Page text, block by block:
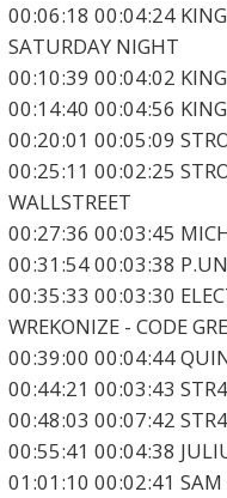
00:06:18 00:04:24 KING
SATURDAY NIGHT
00:10:39 00:04:02 KING
00:14:40 00:04:56 KING
00:20:01 00:05:09
00:25:11 00:02:25
WALLSTREET
00:27:36 00:03:45
00:31:54 00:03:38
00:35:33 00:03:30
WREKONIZE - CODE
00:39:00 00:04:44
00:44:21 00:03:43
00:48:03 00:07:42
00:55:41 00:04:38
01:01:10 00:02:41 SAM